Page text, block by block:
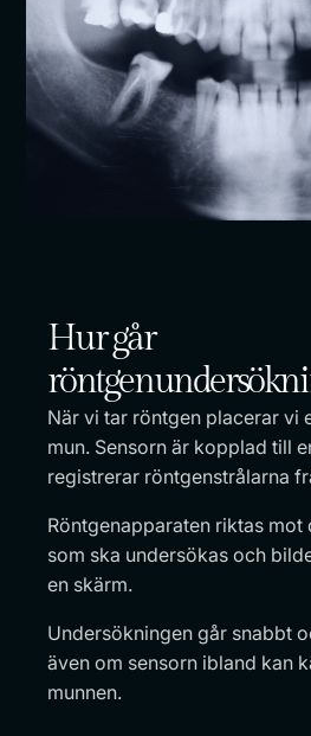
Hur går
När vi tar röntgen placerar vi
mun. Sensorn är kopplad till
registrerar röntgenstrålarna
Röntgenapparaten riktas mot
som ska undersökas och
en skärm.
Undersökningen går snabbt
även om sensorn ibland kan
munnen.